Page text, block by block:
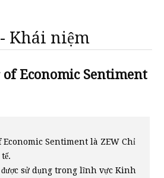
Khái niệm
Economic Sentiment
Sentiment là ZEW Chỉ
sử dụng trong lĩnh vực Kinh